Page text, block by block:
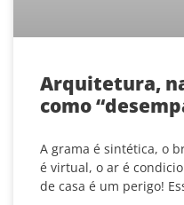
Arquitetura,
como
A grama é sintética, o
é virtual, o ar é
de casa é um perigo!